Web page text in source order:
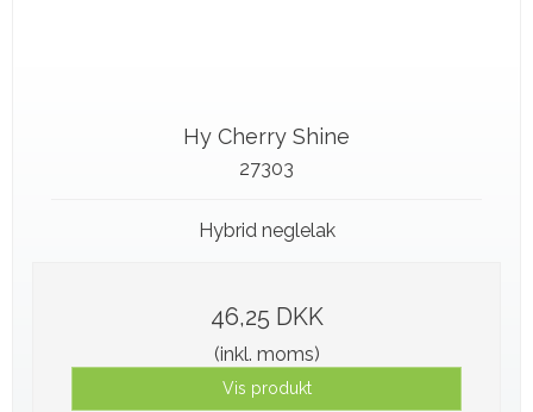
Hy Cherry Shine
27303
Hybrid neglelak
46,25 DKK
(inkl. moms)
Vis produkt